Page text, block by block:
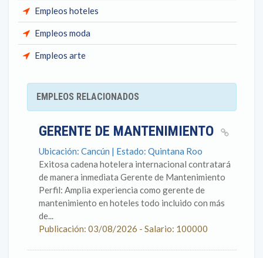
Empleos hoteles
Empleos moda
Empleos arte
EMPLEOS RELACIONADOS
GERENTE DE MANTENIMIENTO
Ubicación: Cancún | Estado: Quintana Roo
Exitosa cadena hotelera internacional contratará
de manera inmediata Gerente de Mantenimiento
Perfil: Amplia experiencia como gerente de
mantenimiento en hoteles todo incluido con más
de...
Publicación: 03/08/2026 - Salario: 100000